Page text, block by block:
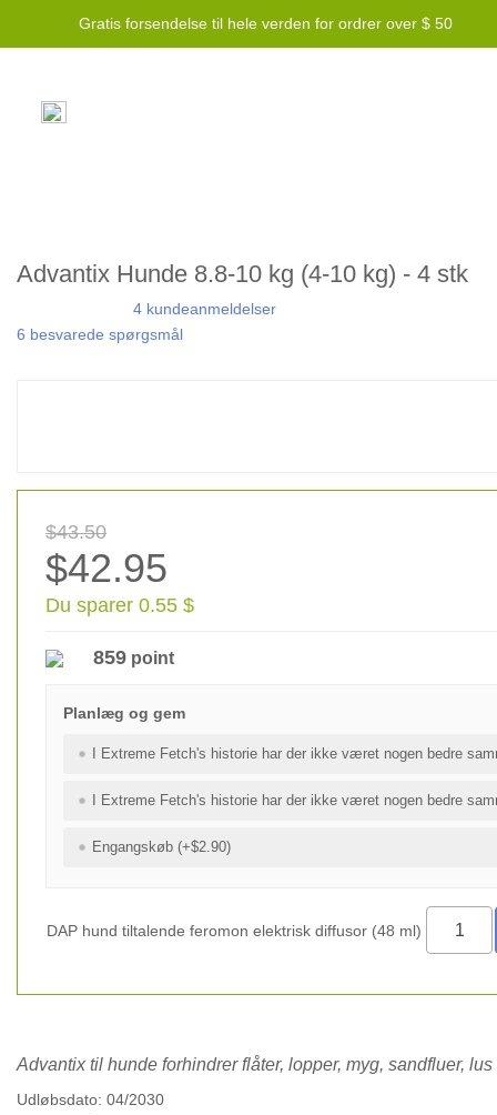
Gratis forsendelse til hele verden for ordrer over $ 50
Advantix Hunde 8.8-10 kg (4-10 kg) - 4 stk
4 kundeanmeldelser
6 besvarede spørgsmål
$43.50
$42.95
Du sparer 0.55 $
859 point
Planlæg og gem
I Extreme Fetch's historie har der ikke været nogen bedre
I Extreme Fetch's historie har der ikke været nogen bedre
Engangskøb (+$2.90)
DAP hund tiltalende feromon elektrisk diffusor (48 ml)
Advantix til hunde forhindrer flåter, lopper, myg, sandfluer,
Udløbsdato: 04/2030